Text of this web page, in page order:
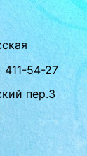
пер.3
54-27